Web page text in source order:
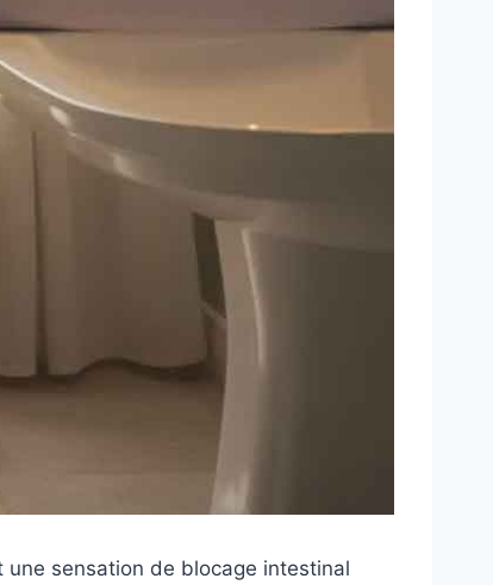
sensation de blocage intestinal